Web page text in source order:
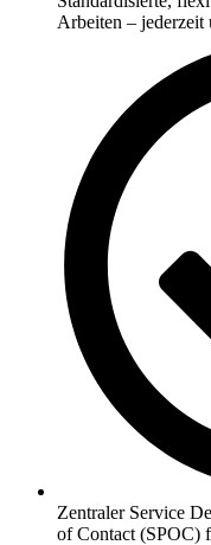
Arbeiten – jederzeit
Zentraler Service
of Contact (SPOC)